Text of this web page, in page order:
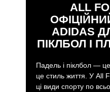
ALL
ADIDAS
ПІКЛБОЛ І
Падель і піклбол —
це стиль життя. У
ці види спорту по